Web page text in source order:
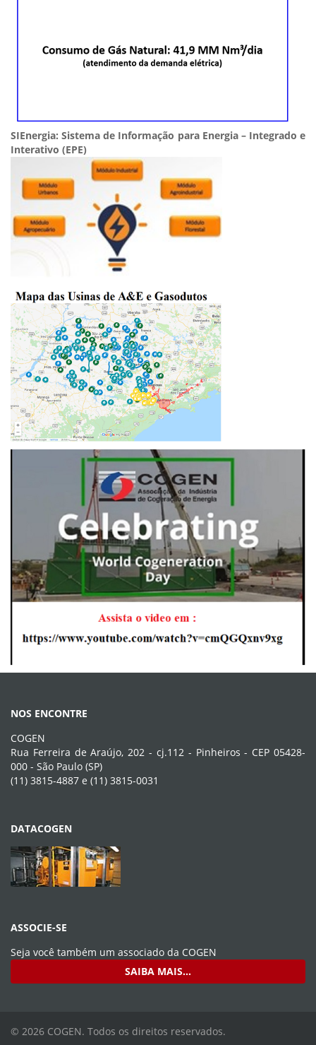
SIEnergia: Sistema de Informação para Energia – Integrado e
Interativo (EPE)​
NOS ENCONTRE
COGEN
Rua Ferreira de Araújo, 202 - cj.112 - Pinheiros - CEP 05428-
000 - São Paulo (SP)
(11) 3815-4887 e (11) 3815-0031
DATACOGEN
ASSOCIE-SE
Seja você também um associado da COGEN
SAIBA MAIS...
© 2026 COGEN. Todos os direitos reservados.